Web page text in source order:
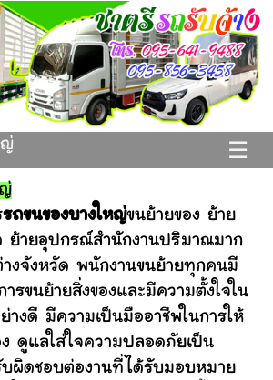
☰
ญ่
รถขนของบางใหญ่ขนย้ายของ ย้าย
ย้ายอุปกรณ์สำนักงานปริมาณมาก
างจังหวัด พนักงานขนย้ายทุกคนมี
รขนย้ายสิ่งของและมีความตั้งใจใน
างดี มีความเป็นมืออาชีพในการให้
ดูแลใส่ใจความปลอดภัยเป็น
ผิดชอบต่องานที่ได้รับมอบหมาย